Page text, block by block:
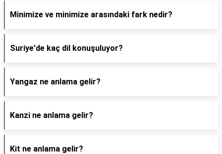
Minimize ve minimize arasındaki fark nedir?
Suriye'de kaç dil konuşuluyor?
Yangaz ne anlama gelir?
Kanzi ne anlama gelir?
Kit ne anlama gelir?